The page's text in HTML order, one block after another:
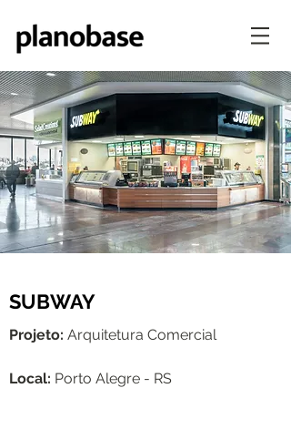
SUBWAY
Projeto: Arquitetura Comercial
Local: Porto Alegre - RS